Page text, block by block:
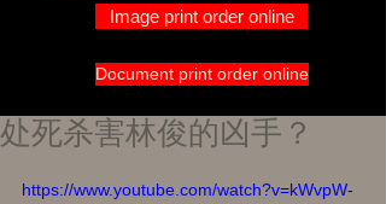
Image print order online
Document print order online
处死杀害林俊的凶手？
https://www.youtube.com/watch?v=kWvpW-